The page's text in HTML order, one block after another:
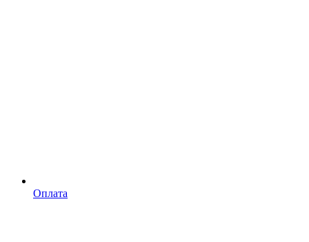
Оплата